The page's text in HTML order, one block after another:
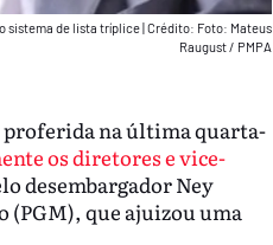
sistema de lista tríplice|Crédito: Foto: Mateus
Raugust / PMPA
proferida na última quarta-
os diretores e vice-
desembargador Ney
(PGM), que ajuizou uma